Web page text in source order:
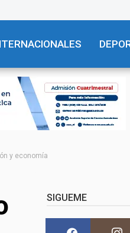
y economía
SIGUEME